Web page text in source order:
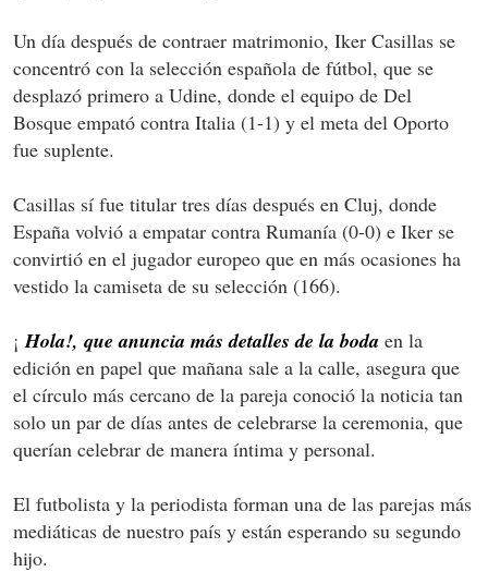
Un día después de contraer matrimonio, Iker Casillas se
concentró con la selección española de fútbol, que se
desplazó primero a Udine, donde el equipo de Del
Bosque empató contra Italia (1-1) y el meta del Oporto
fue suplente.
Casillas sí fue titular tres días después en Cluj, donde
España volvió a empatar contra Rumanía (0-0) e Iker se
convirtió en el jugador europeo que en más ocasiones ha
vestido la camiseta de su selección (166).
¡ Hola!, que anuncia más detalles de la boda en la
edición en papel que mañana sale a la calle, asegura que
el círculo más cercano de la pareja conoció la noticia tan
solo un par de días antes de celebrarse la ceremonia, que
querían celebrar de manera íntima y personal.
El futbolista y la periodista forman una de las parejas más
mediáticas de nuestro país y están esperando su segundo
hijo.